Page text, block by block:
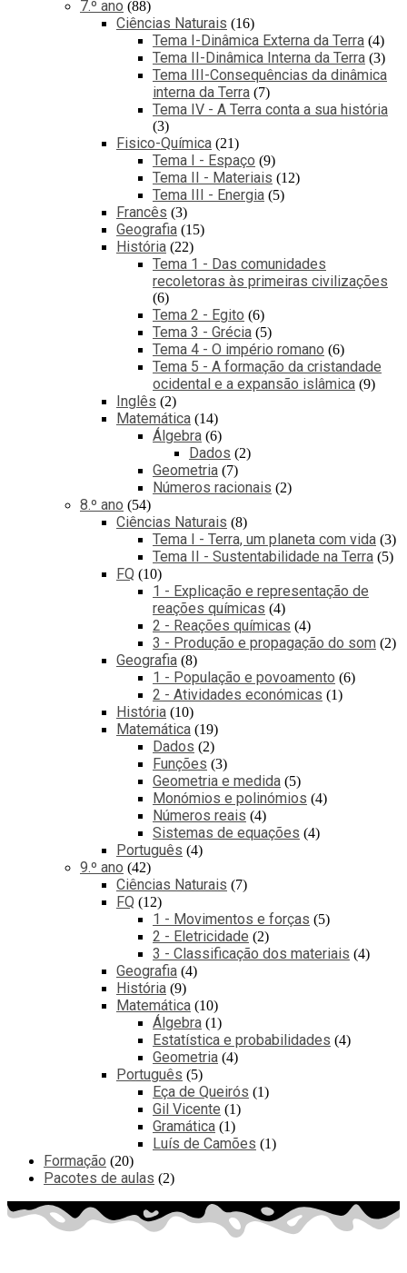
7.º ano 88
Ciências Naturais 16
Tema I-Dinâmica Externa da Terra 4
Tema II-Dinâmica Interna da Terra 3
Tema III-Consequências da dinâmica
interna da Terra 7
Tema IV - A Terra conta a sua história
3
Fisico-Química 21
Tema I - Espaço 9
Tema II - Materiais 12
Tema III - Energia 5
Francês 3
Geografia 15
História 22
Tema 1 - Das comunidades
recoletoras às primeiras civilizações
6
Tema 2 - Egito 6
Tema 3 - Grécia 5
Tema 4 - O império romano 6
Tema 5 - A formação da cristandade
ocidental e a expansão islâmica 9
Inglês 2
Matemática 14
Álgebra 6
Dados 2
Geometria 7
Números racionais 2
8.º ano 54
Ciências Naturais 8
Tema I - Terra, um planeta com vida 3
Tema II - Sustentabilidade na Terra 5
FQ 10
1 - Explicação e representação de
reações químicas 4
2 - Reações químicas 4
3 - Produção e propagação do som 2
Geografia 8
1 - População e povoamento 6
2 - Atividades económicas 1
História 10
Matemática 19
Dados 2
Funções 3
Geometria e medida 5
Monómios e polinómios 4
Números reais 4
Sistemas de equações 4
Português 4
9.º ano 42
Ciências Naturais 7
FQ 12
1 - Movimentos e forças 5
2 - Eletricidade 2
3 - Classificação dos materiais 4
Geografia 4
História 9
Matemática 10
Álgebra 1
Estatística e probabilidades 4
Geometria 4
Português 5
Eça de Queirós 1
Gil Vicente 1
Gramática 1
Luís de Camões 1
Formação 20
Pacotes de aulas 2